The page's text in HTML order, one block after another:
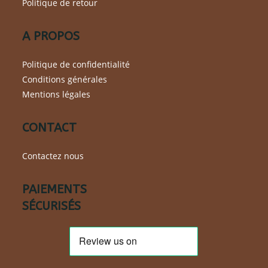
Politique de retour
A PROPOS
Politique de confidentialité
Conditions générales
Mentions légales
CONTACT
Contactez nous
PAIEMENTS
SÉCURISÉS